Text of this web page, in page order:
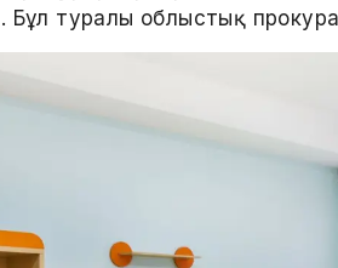
Бұл туралы облыстық